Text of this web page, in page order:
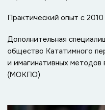
Практический опыт с 2010
Дополнительная
общество Кататимного
и имагинативных методов
(МОКПО)